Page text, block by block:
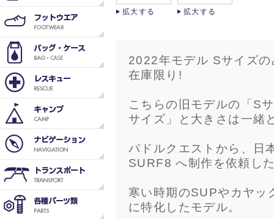
拡大する 拡大する
2022年モデル Sサイズの
在庫限り!
こちらの旧モデルの「S
サイズ」と大きさは一緒
パドルクエストから、日
SURF8 へ制作を依頼し
寒い時期のSUPやカヤッ
に特化したモデル。